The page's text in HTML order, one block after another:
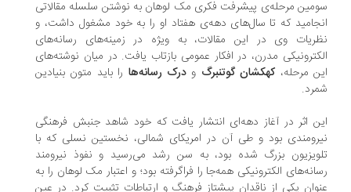
مرحله‌ی پیشرفت فکری مک لوهان به نوشتن سلسله مقالاتی
که تا سال‌های دهه‌ی هفتاد او را به خود مشغول داشت، و
وی در این مقالات، به ویژه در زمینه‌های رسانه‌های
مدرن، در افکار عمومی بازتاب یافت. در میان نوشته‌های
مرحله،کهکشان گوتنبرگودرک رسانه‌هارا باید متون بنیادین
اثر در آغاز دهه‌ای انتشار یافت که خود شاهد جنبش فرهنگی
بود و طی آن در امریکای شمالی، نخستین نسلی که با
بزرگ شده بود، به سن رشد می‌رسید و نفوذ نیرومند
الکترونیکی همه‌جا را فراگرفته بود؛ و اعتبار مک لوهان را به
یکی از ناقدان پیشتاز فرهنگ و ارتباطات تثبیت کرد. در عین